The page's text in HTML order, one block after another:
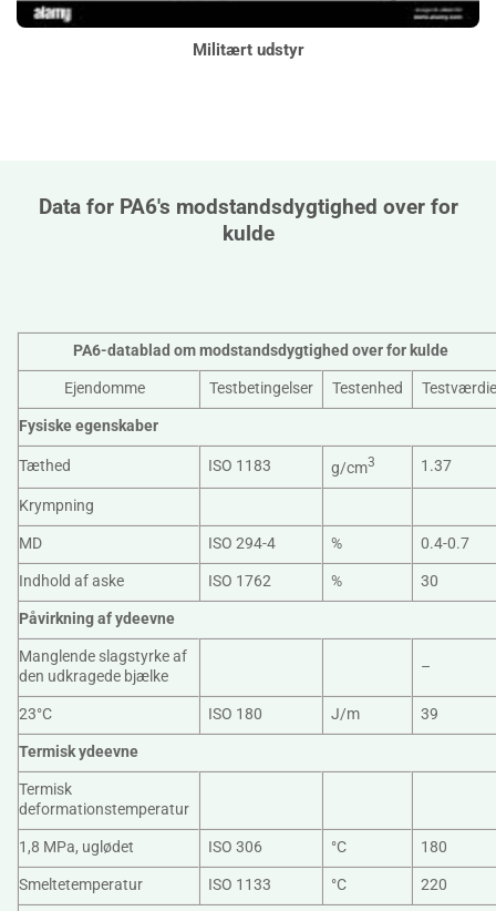
Militært udstyr
Data for PA6's modstandsdygtighed over for
kulde
PA6-datablad om modstandsdygtighed over for kulde
Ejendomme
Testbetingelser Testenhed
Fysiske egenskaber
Tæthed ISO 1183 g/cm3 1.37
Krympning
MD
ISO 294-4 %
0.4-0.7
Indhold af aske
ISO 1762 %
30
Påvirkning af ydeevne
Manglende slagstyrke af
den udkragede bjælke
–
23°C ISO 180 J/m
39
Termisk ydeevne
Termisk
deformationstemperatur
1,8 MPa, uglødet
ISO 306 °C
180
Smeltetemperatur
ISO 1133 °C
220